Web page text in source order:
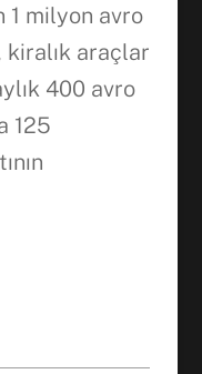
milyon avro
kiralık araçlar
400 avro
125